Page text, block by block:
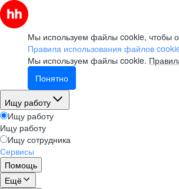
Мы используем файлы cookie, чтобы
Правила использования файлов
Мы используем файлы cookie.
Понятно
Ищу работу
Ищу работу
Ищу работу
Ищу сотрудника
Сервисы
Помощь
Ещё